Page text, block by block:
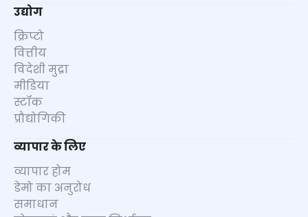
उद्योग
क्रिप्टो
वित्तीय
विदेशी मुद्रा
मीडिया
स्टॉक
प्रौद्योगिकी
व्यापार के लिए
व्यापार होम
डेमो का अनुरोध
समाधान